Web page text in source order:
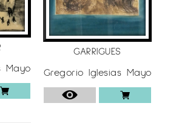
Mayo
GARRIGUES
Gregorio Iglesias Mayo